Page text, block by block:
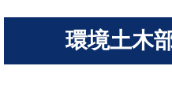
環境土木